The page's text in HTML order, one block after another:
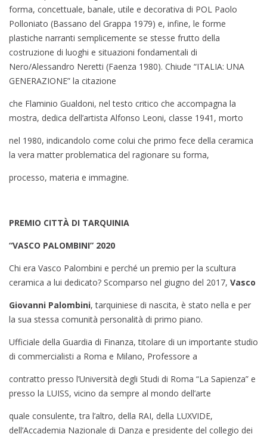
forma, concettuale, banale, utile e decorativa di POL Paolo
Polloniato (Bassano del Grappa 1979) e, infine, le forme
plastiche narranti semplicemente se stesse frutto della
costruzione di luoghi e situazioni fondamentali di
Nero/Alessandro Neretti (Faenza 1980). Chiude “ITALIA: UNA
GENERAZIONE” la citazione
che Flaminio Gualdoni, nel testo critico che accompagna la
mostra, dedica dell’artista Alfonso Leoni, classe 1941, morto
nel 1980, indicandolo come colui che primo fece della ceramica
la vera matter problematica del ragionare su forma,
processo, materia e immagine.
PREMIO CITTÀ DI TARQUINIA
“VASCO PALOMBINI” 2020
Chi era Vasco Palombini e perché un premio per la scultura
ceramica a lui dedicato? Scomparso nel giugno del 2017, Vasco
Giovanni Palombini, tarquiniese di nascita, è stato nella e per
la sua stessa comunità personalità di primo piano.
Ufficiale della Guardia di Finanza, titolare di un importante studio
di commercialisti a Roma e Milano, Professore a
contratto presso l’Università degli Studi di Roma “La Sapienza” e
presso la LUISS, vicino da sempre al mondo dell’arte
quale consulente, tra l’altro, della RAI, della LUXVIDE,
dell’Accademia Nazionale di Danza e presidente del collegio dei